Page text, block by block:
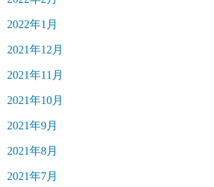
2022年1月
2021年12月
2021年11月
2021年10月
2021年9月
2021年8月
2021年7月